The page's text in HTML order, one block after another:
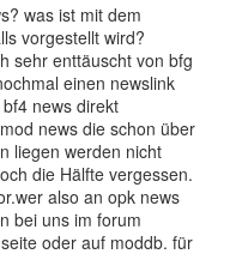
was ist mit dem
vorgestellt wird?
sehr enttäuscht von bfg
einen newslink
news direkt
news die schon über
liegen werden nicht
die Hälfte vergessen.
also an opk news
bei uns im forum
oder auf moddb. für